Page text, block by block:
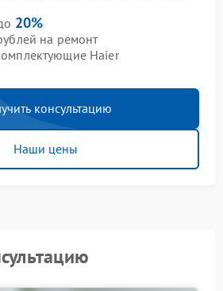
20%
на ремонт
Haier
консультацию
Наши цены